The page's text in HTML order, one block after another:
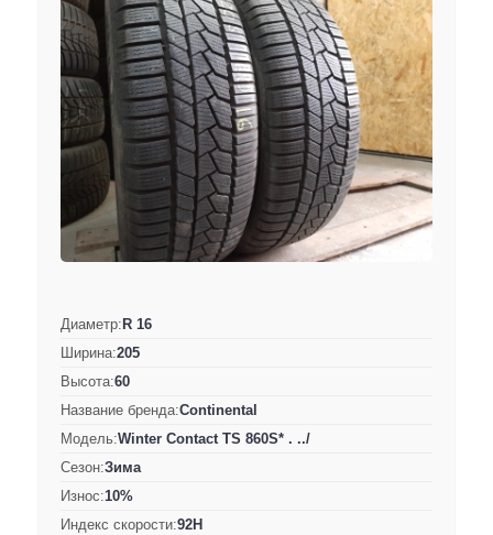
Диаметр:R 16
Ширина:205
Высота:60
Название бренда:Continental
Модель:Winter Contact TS 860S* . ../
Сезон:Зима
Износ:10%
Индекс скорости:92H